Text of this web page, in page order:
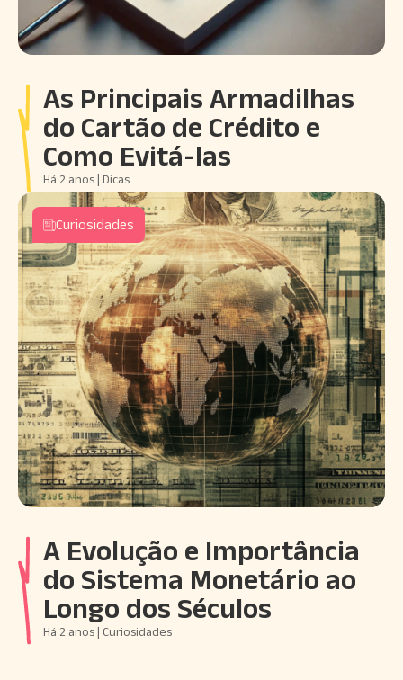
As Principais Armadilhas
do Cartão de Crédito e
Como Evitá-las
Há 2 anos | Dicas
Curiosidades
A Evolução e Importância
do Sistema Monetário ao
Longo dos Séculos
Há 2 anos | Curiosidades